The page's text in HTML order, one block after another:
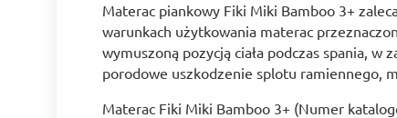
Materac piankowy Fiki Miki Bamboo 3+
warunkach użytkowania materac
wymuszoną pozycją ciała podczas spania,
porodowe uszkodzenie splotu ramiennego,
Materac Fiki Miki Bamboo 3+ (Numer